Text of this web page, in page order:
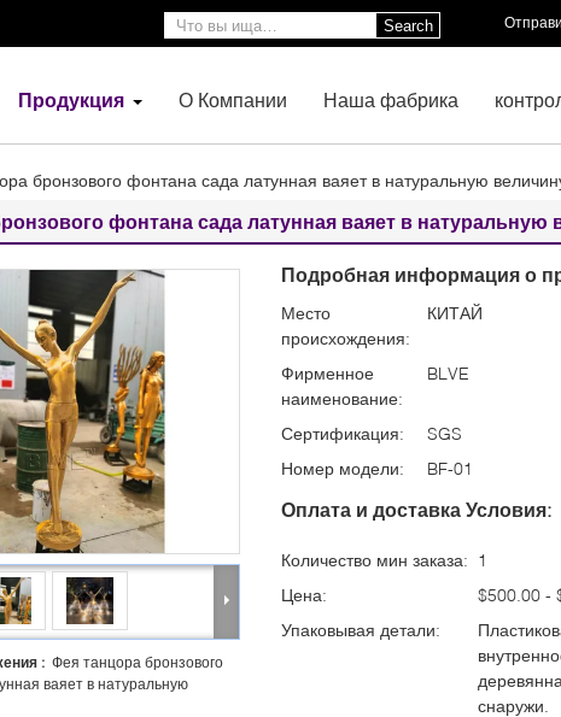
Search
Продукция О Компании Наша фабрика
бронзового фонтана сада латунная ваяет в натуральную
фонтана сада латунная ваяет в натуральную
: Фея танцора бронзового
ваяет в натуральную
Подробная информация о
Место
происхождения:
КИТАЙ
Фирменное
наименование:
BLVE
Сертификация:
SGS
Номер модели:
BF-01
Оплата и доставка Условия:
Количество мин заказа: 1
Цена:
$500.00 -
Упаковывая детали:
снаружи.